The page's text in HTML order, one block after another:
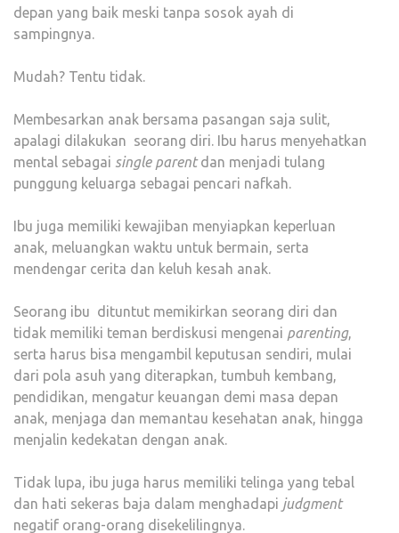
depan yang baik meski tanpa sosok ayah di
sampingnya.
Mudah? Tentu tidak.
Membesarkan anak bersama pasangan saja sulit,
apalagi dilakukan seorang diri. Ibu harus menyehatkan
mental sebagai single parentdan menjadi tulang
punggung keluarga sebagai pencari nafkah.
Ibu juga memiliki kewajiban menyiapkan keperluan
anak, meluangkan waktu untuk bermain, serta
mendengar cerita dan keluh kesah anak.
Seorang ibu dituntut memikirkan seorang diri dan
tidak memiliki teman berdiskusi mengenai parenting,
serta harus bisa mengambil keputusan sendiri, mulai
dari pola asuh yang diterapkan, tumbuh kembang,
pendidikan, mengatur keuangan demi masa depan
anak, menjaga dan memantau kesehatan anak, hingga
menjalin kedekatan dengan anak.
Tidak lupa, ibu juga harus memiliki telinga yang tebal
dan hati sekeras baja dalam menghadapi judgment
negatif orang-orang disekelilingnya.